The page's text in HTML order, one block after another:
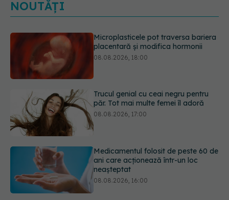
NOUTĂȚI
Trucul genial cu ceai negru pentru
păr. Tot mai multe femei îl adoră
08.08.2026, 17:00
Medicamentul folosit de peste 60 de
ani care acționează într-un loc
neașteptat
Trucul simplu care face pepenele
verde mult mai ușor de tăiat
08.08.2026, 15:32